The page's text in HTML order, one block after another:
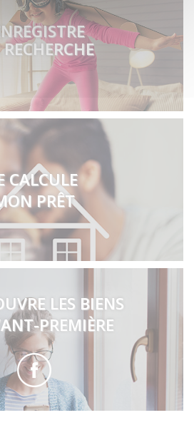
CALCULE
PRÊT
LES BIENS
PREMIÈRE